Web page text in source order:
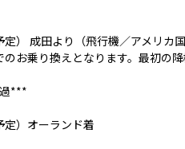
定） 成田より（飛行機／アメリカ
お乗り換えとなります。最初の降
***
定）オーランド着